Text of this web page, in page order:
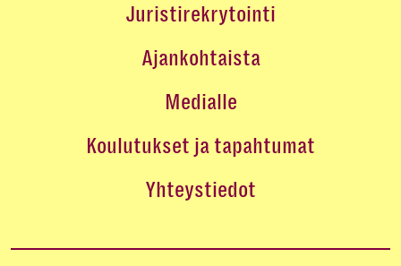
Juristirekrytointi
Ajankohtaista
Medialle
Koulutukset ja tapahtumat
Yhteystiedot